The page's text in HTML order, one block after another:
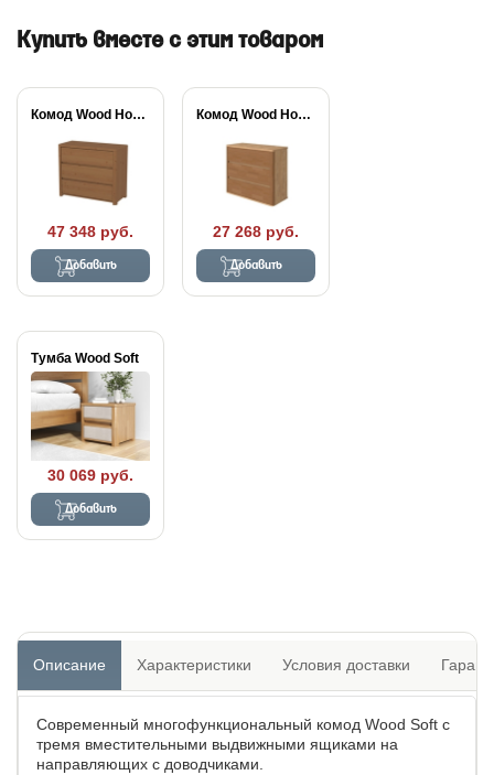
Купить вместе с этим товаром
Комод Wood Home
47 348 руб.
Добавить
Комод Wood Home...
27 268 руб.
Добавить
Тумба Wood Soft
30 069 руб.
Добавить
Описание Характеристики Условия доставки
Современный многофункциональный комод Wood Soft с
тремя вместительными выдвижными ящиками на
направляющих с доводчиками.